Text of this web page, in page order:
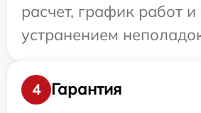
расчет, график работ
устранением
4
Гарантия